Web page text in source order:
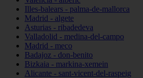
Illes-balears - palma-de-mallorca
Madrid - algete
Asturias - ribadedeva
Valladolid - medina-del-campo
Madrid - meco
Badajoz - don-benito
Bizkaia - markina-xemein
Alicante - sant-vicent-del-raspeig